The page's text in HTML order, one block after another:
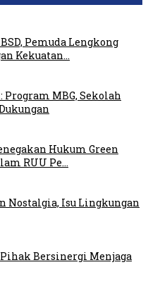
Pemuda Lengkong
Kekuatan…
Program MBG, Sekolah
Hukum Green
RUU Pe…
Nostalgia, Isu Lingkungan
Bersinergi Menjaga